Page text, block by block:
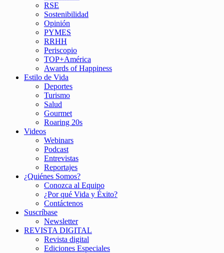
RSE
Sostenibilidad
Opinión
PYMES
RRHH
Periscopio
TOP+América
Awards of Happiness
Estilo de Vida
Deportes
Turismo
Salud
Gourmet
Roaring 20s
Videos
Webinars
Podcast
Entrevistas
Reportajes
¿Quiénes Somos?
Conozca al Equipo
¿Por qué Vida y Éxito?
Contáctenos
Suscríbase
Newsletter
REVISTA DIGITAL
Revista digital
Ediciones Especiales